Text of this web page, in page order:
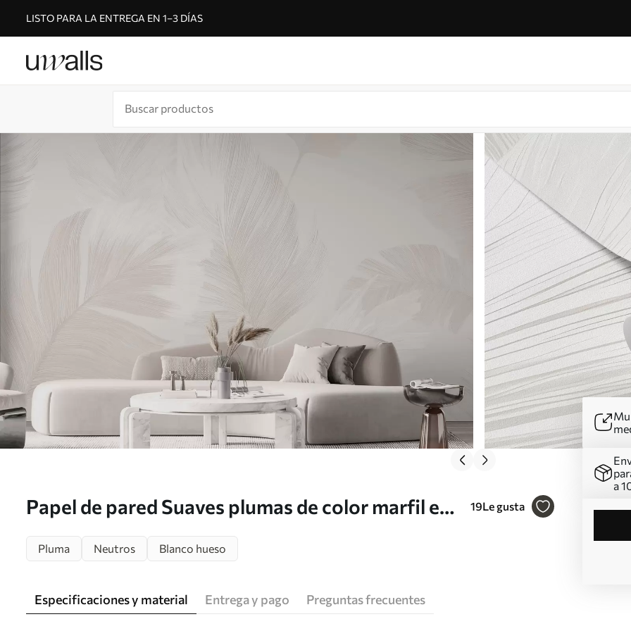
LISTO PARA LA ENTREGA EN 1–3 DÍAS
Papel de pared Suaves plumas de color marfil en
19Le gusta
a
Pluma Neutros Blanco hueso
Especificaciones y material Entrega y pago Preguntas frecuentes